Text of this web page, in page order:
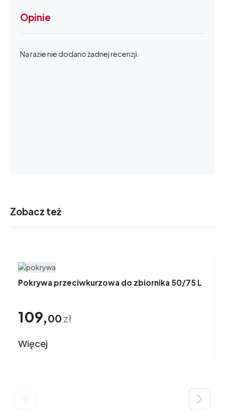
Opinie
Na razie nie dodano żadnej recenzji.
Zobacz też
Pokrywa przeciwkurzowa do zbiornika 50/75 L
109,00 zł
Więcej
